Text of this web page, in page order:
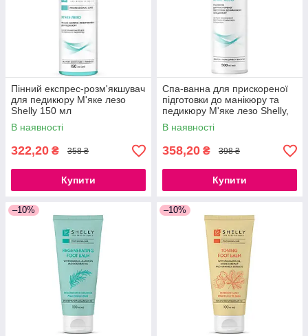
Пінний експрес-розм'якшувач
для педикюру М'яке лезо
Shelly 150 мл
В наявності
322,20 ₴ 358 ₴
Купити
Спа-ванна для прискореної
підготовки до манікюру та
педикюру М'яке лезо Shelly,
500 мл
В наявності
358,20 ₴ 398 ₴
Купити
–10% –10%